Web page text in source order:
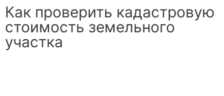
Как проверить кадастровую
стоимость земельного
участка